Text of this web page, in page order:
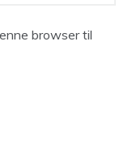
browser til